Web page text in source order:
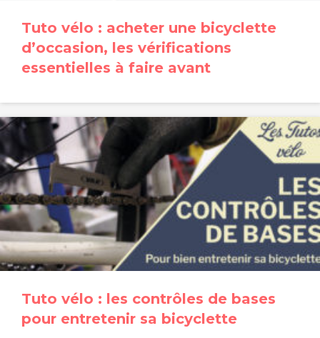
Tuto vélo : acheter une bicyclette
d’occasion, les vérifications
essentielles à faire avant
Tuto vélo : les contrôles de bases
pour entretenir sa bicyclette